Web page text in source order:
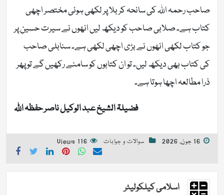
صاحب رحمہ اللہ کی سانحہ کربلا پر لکھی ہوئی مختصر اچھی
کتاب ہے۔ صلابی صاحب کو دیکھ لیں انھوں نے سیرت حسین پر
جو کتاب لکھی انھوں نے بڑی اچھی لکھی ہے۔ سنابلی صاحب
کی کتاب بھی دیکھ لیں۔ تو ان کتابوں کو سامنے رکھیں گے تو پھر
ذرا مطالعہ اچھا ہوتا ہے۔
فضیلۃ الشیخ عبد الوکیل ناصر حفظہ اللہ
16 جون, 2026 سوالات و جوابات 116 Views
اسلامی کیلکولیٹر